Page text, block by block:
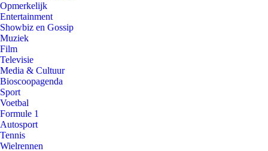
Opmerkelijk
Entertainment
Showbiz en Gossip
Muziek
Film
Televisie
Media & Cultuur
Bioscoopagenda
Sport
Voetbal
Formule 1
Autosport
Tennis
Wielrennen